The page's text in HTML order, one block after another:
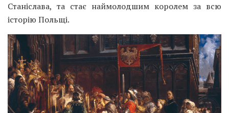
Станіслава, та стає наймолодшим королем за всю
історію Польщі.